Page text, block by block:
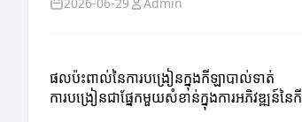
ផលប៉ះពាល់នៃការបង្រៀនក្នុងកីឡាបាល់ទាត់
ការបង្រៀនជាផ្នែកមួយសំខាន់ក្នុងការអភិវឌ្ឍ